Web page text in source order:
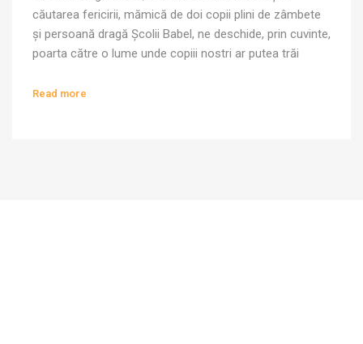
căutarea fericirii, mămică de doi copii plini de zâmbete
și persoană dragă Școlii Babel, ne deschide, prin cuvinte,
poarta către o lume unde copiii nostri ar putea trăi
împreună! Suntem ceea ce devenim și devenim ceea ce
Read more